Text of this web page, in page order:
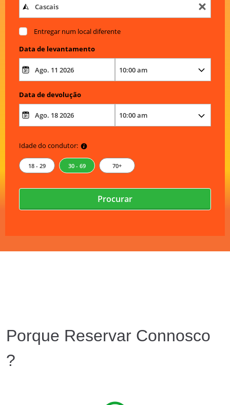
Entregar num local diferente
Data de levantamento
Data de devolução
Idade do condutor:
18 - 29 30 - 69 70+
Procurar
Porque Reservar Connosco
?